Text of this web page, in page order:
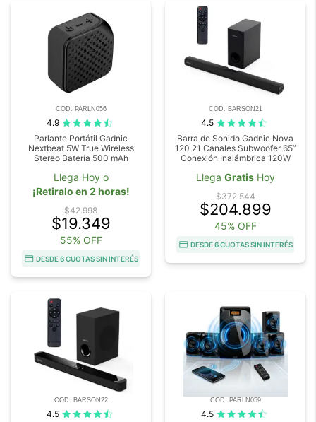
COD. PARLN056
4.9
Parlante Portátil Gadnic
Nextbeat 5W True Wireless
Stereo Batería 500 mAh
Llega Hoy o
¡Retiralo en 2 horas!
$42.998
$19.349
55% OFF
DESDE 6 CUOTAS SIN INTERÉS
COD. BARSON21
4.5
Barra de Sonido Gadnic Nova
120 21 Canales Subwoofer 65”
Conexión Inalámbrica 120W
Llega GratisHoy
$372.544
$204.899
45% OFF
DESDE 6 CUOTAS SIN INTERÉS
COD. BARSON22
4.5
COD. PARLN059
4.5